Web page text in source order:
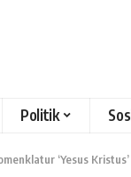
Politik
‘Yesus